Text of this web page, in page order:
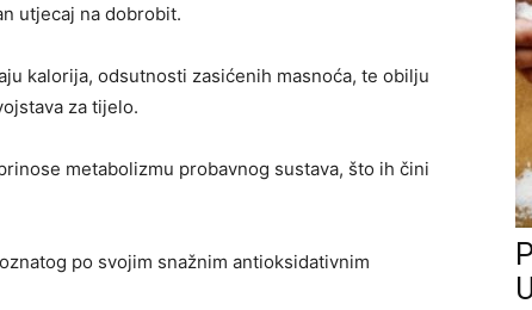
utjecaj na dobrobit.
kalorija, odsutnosti zasićenih masnoća, te obilju
za tijelo.
metabolizmu probavnog sustava, što ih čini
po svojim snažnim antioksidativnim